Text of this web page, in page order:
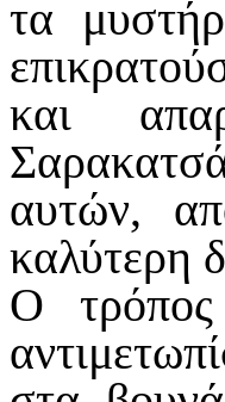
τα
και
αυτών,
καλύτερη
Ο τρόπος